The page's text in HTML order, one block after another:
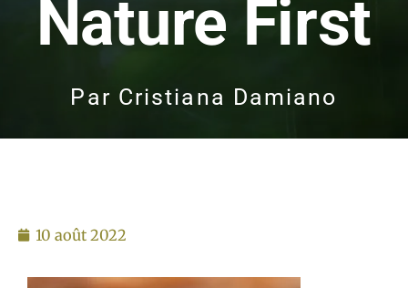
Nature First
Par Cristiana Damiano
10 août 2022